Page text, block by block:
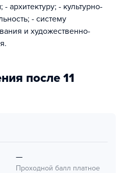
архитектуру; - культурно-
- систему
и художественно-
после 11
—
Проходной балл платное